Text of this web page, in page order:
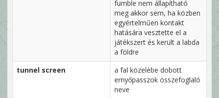
fumble nem állapítható
meg akkor sem, ha közben
egyértelműen kontakt
hatására vesztette el a
játékszert és került a labda
a földre
tunnel screen
a fal közelébe dobott
ernyőpasszok összefoglaló
neve